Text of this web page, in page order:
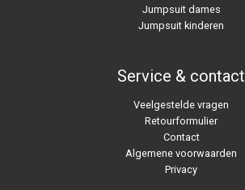
Jumpsuit dames
Jumpsuit kinderen
Service & contact
Veelgestelde vragen
Retourformulier
Contact
Algemene voorwaarden
Privacy